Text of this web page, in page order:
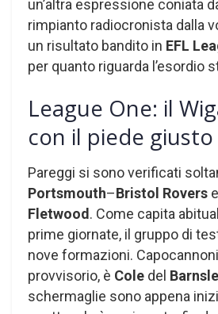
un’altra espressione coniata
rimpianto radiocronista dalla
un risultato bandito in EFL
per quanto riguarda l’esordio
League One: il
con il piede giusto
Pareggi si sono verificati
Portsmouth–Bristol Rovers e
Fletwood . Come capita
prime giornate, il gruppo di
nove formazioni.
provvisorio, è Cole del
schermaglie sono appena